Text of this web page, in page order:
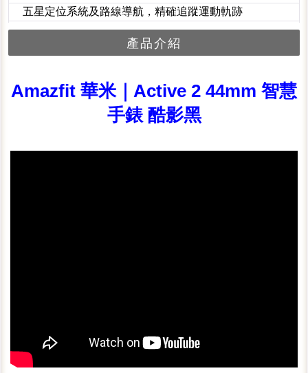
五星定位系統及路線導航，精確追蹤運動軌跡
產品介紹
Amazfit 華米｜Active 2 44mm 智慧
手錶 酷影黑